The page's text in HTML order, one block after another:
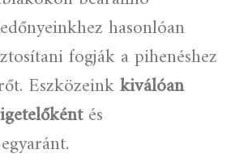
hasonlóan
fogják a pihenéshez
Eszközeinkkiválóan
és